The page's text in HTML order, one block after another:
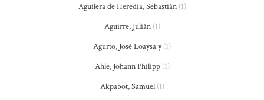
Aguilera de Heredia, Sebastián(1)
Aguirre, Julián(1)
Agurto, José Loaysa y(1)
Ahle, Johann Philipp(1)
Akpabot, Samuel(1)